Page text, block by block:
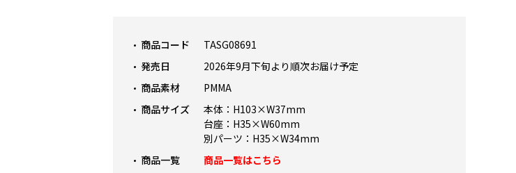
商品コード
TASG08691
発売日
2026年9月下旬より順次お届け予定
商品素材
PMMA
商品サイズ
本体：H103×W37mm
台座：H35×W60mm
別パーツ：H35×W34mm
商品一覧
商品一覧はこちら